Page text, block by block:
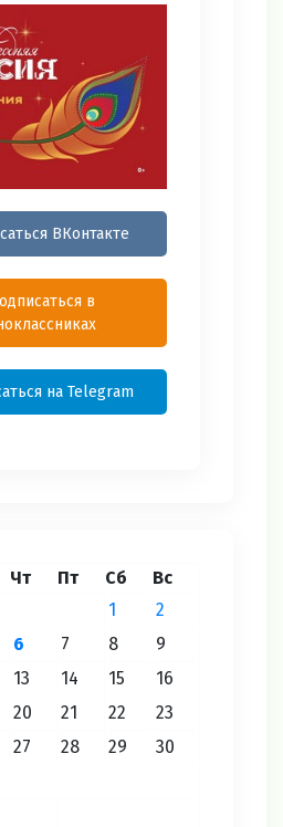
ВКонтакте
в
на Telegram
Чт Пт Сб Вс
1
2
6 7 8
9
13 14 15
16
20 21 22
23
27 28 29
30